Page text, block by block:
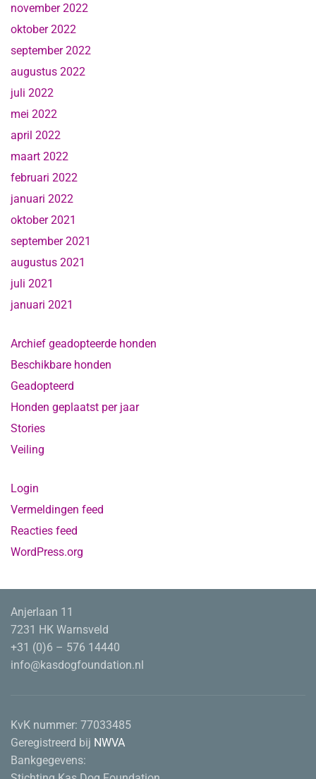
november 2022
oktober 2022
september 2022
augustus 2022
juli 2022
mei 2022
april 2022
maart 2022
februari 2022
januari 2022
oktober 2021
september 2021
augustus 2021
juli 2021
januari 2021
Archief geadopteerde honden
Beschikbare honden
Geadopteerd
Honden geplaatst per jaar
Stories
Veiling
Login
Vermeldingen feed
Reacties feed
WordPress.org
Anjerlaan 11
7231 HK Warnsveld
+31 (0)6 – 576 14440
info@kasdogfoundation.nl
KvK nummer: 77033485
Geregistreerd bij NWVA
Bankgegevens: